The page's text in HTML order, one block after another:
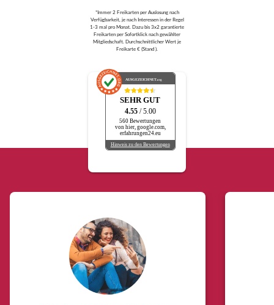
*Immer 2 Freikarten per Auslosung nach
Verfügbarkeit, je nach Interessen in der Regel
1-3 mal pro Monat. Dazu bis 3x2 garantierte
Freikarten per Sofortklick nach gewählter
Mitgliedschaft. Durchschnittlicher Wert je
Freikarte € (Stand ).
AUSGEZEICHNET.org
SEHR GUT
4.55 / 5.00
560 Bewertungen
von hier, google.com,
erfahrungen24.eu
Hinweis zu den Bewertungen